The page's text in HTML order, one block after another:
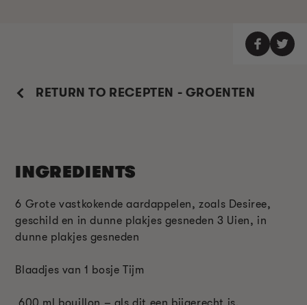
RETURN TO RECEPTEN - GROENTEN
INGREDIENTS
6 Grote vastkokende aardappelen, zoals Desiree,
geschild en in dunne plakjes gesneden 3 Uien, in
dunne plakjes gesneden
Blaadjes van 1 bosje Tijm